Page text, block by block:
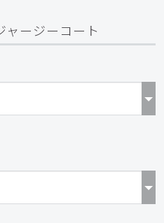
ャージーコート